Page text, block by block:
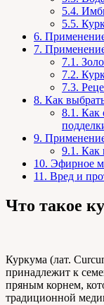
5.4.
5.5.
6.
7.
7.1.
7.2.
7.3.
8. Как
8.1. Как
9.
9.1. Как
10. Эфирное
11. Вред и
Что такое
Куркума (лат.
принадлежит к
пряным корнем,
традиционной